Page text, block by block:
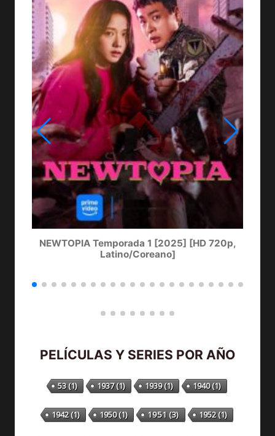
NEWTOPIA Temporada 1 [2025] [HD 720p,
Latino/Coreano]
PELÍCULAS Y SERIES POR AÑO
53(1) 1937(1) 1939(1) 1940(1)
1942(1) 1950(1) 1951 (3) 1952(1)